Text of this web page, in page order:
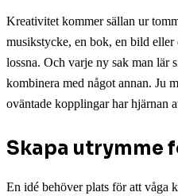
Kreativitet kommer sällan ur
musikstycke, en bok, en bild
lossna. Och varje ny sak man lär
kombinera med något annan. Ju
oväntade kopplingar har hjärnan
Skapa utrymme
En idé behöver plats för att våga